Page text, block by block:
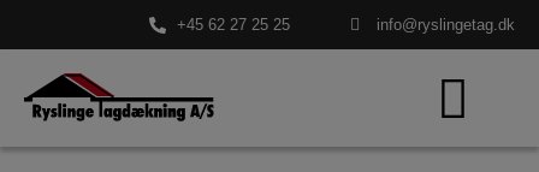
+45 62 27 25 25 info@ryslingetag.dk